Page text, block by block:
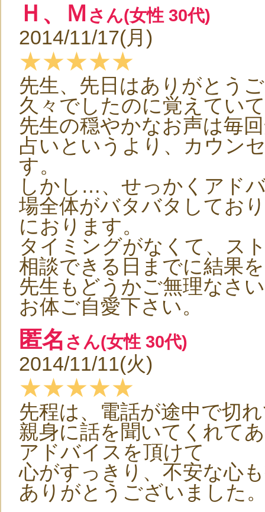
Ｈ、Ｍ さん(女性 30代)
2014/11/17(月)
★★★★★
先生、先日はありがとう
久々でしたのに覚えてい
先生の穏やかなお声は毎
占いというより、カウン
す。
しかし…、せっかくアド
場全体がバタバタしてお
におります。
タイミングがなくて、ス
相談できる日までに結果
先生もどうかご無理なさ
お体ご自愛下さい。
匿名 さん(女性 30代)
2014/11/11(火)
★★★★★
先程は、電話が途中で切
親身に話を聞いてくれて
アドバイスを頂けて
心がすっきり、不安な心
ありがとうございました